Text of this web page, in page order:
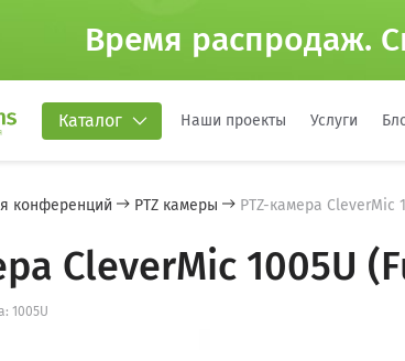
Время распродаж.
Каталог Наши проекты Услуги
конференций PTZ камеры PTZ-камера CleverMic
CleverMic 1005U
1005U